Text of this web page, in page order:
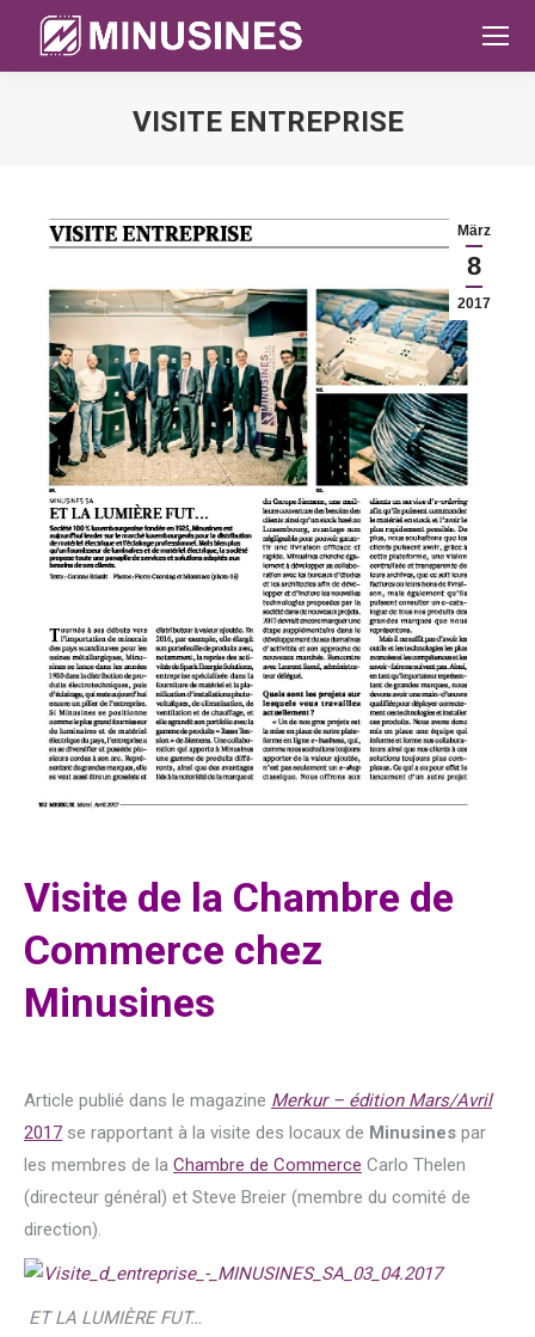
VISITE ENTREPRISE
März
8
2017
Visite de la Chambre de
Commerce chez
Minusines
Article publié dans le magazine Merkur – édition Mars/Avril
2017 se rapportant à la visite des locaux de Minusines par
les membres de la Chambre de Commerce Carlo Thelen
(directeur général) et Steve Breier (membre du comité de
direction).
ET LA LUMIÈRE FUT…